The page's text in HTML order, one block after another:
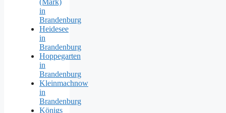
in
Brandenburg
Heidesee
in
Brandenburg
Hoppegarten
in
Brandenburg
Kleinmachnow
in
Brandenburg
Königs